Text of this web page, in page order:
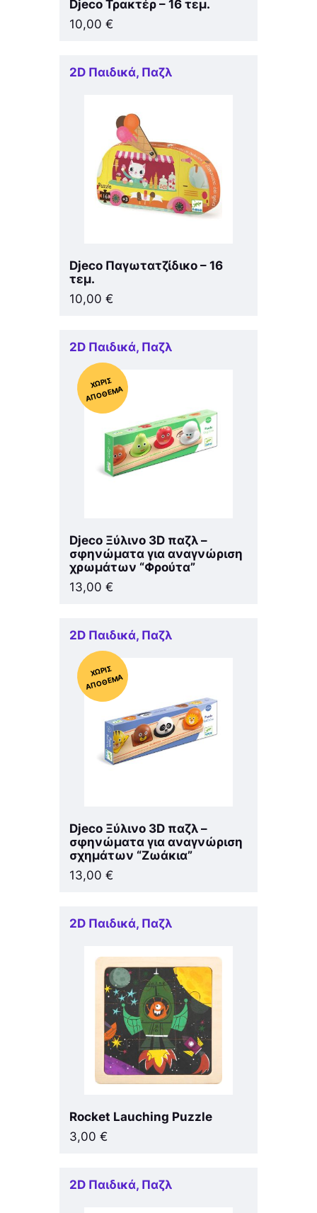
Djeco Τρακτέρ – 16 τεμ.
10,00 €
2D Παιδικά, Παζλ
Djeco Παγωτατζίδικο – 16
τεμ.
10,00 €
2D Παιδικά, Παζλ
Χ
ΩΡΊΣ
Α
Π
Ό
ΘΕ
ΜΑ
Djeco Ξύλινο 3D παζλ –
σφηνώματα για αναγνώριση
χρωμάτων “Φρούτα”
13,00 €
2D Παιδικά, Παζλ
Χ
ΩΡΊΣ
Α
Π
Ό
ΘΕ
ΜΑ
Djeco Ξύλινο 3D παζλ –
σφηνώματα για αναγνώριση
σχημάτων “Ζωάκια”
13,00 €
2D Παιδικά, Παζλ
Rocket Lauching Puzzle
3,00 €
2D Παιδικά, Παζλ